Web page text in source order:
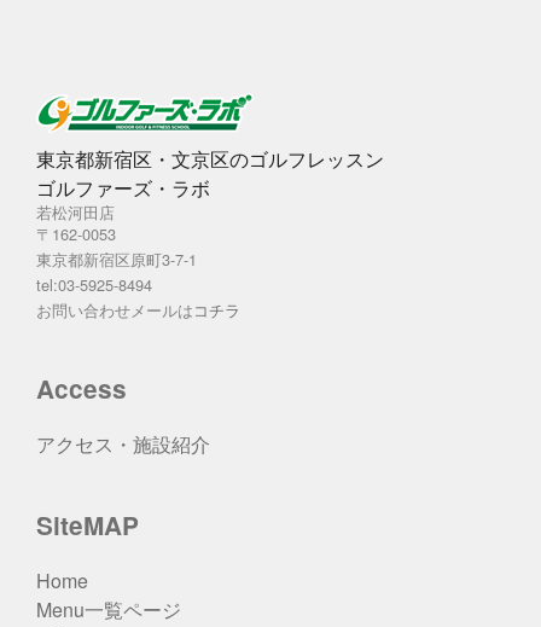
東京都新宿区・文京区のゴルフレッスン
ゴルファーズ・ラボ
若松河田店
〒162-0053
東京都新宿区原町3-7-1
tel:03-5925-8494
お問い合わせメールはコチラ
Access
アクセス・施設紹介
SiteMAP
Home
Menu一覧ページ